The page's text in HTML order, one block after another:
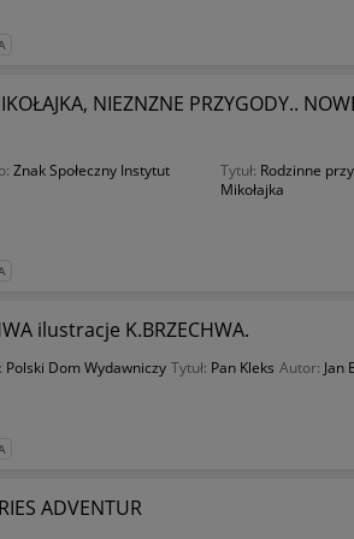
NIEZNZNE PRZYGODY..
Znak Społeczny Instytut
Tytuł: Rodzinne
Mikołajka
ilustracje K.BRZECHWA.
Polski Dom Wydawniczy Tytuł: Pan Kleks Autor: Jan
ADVENTUR